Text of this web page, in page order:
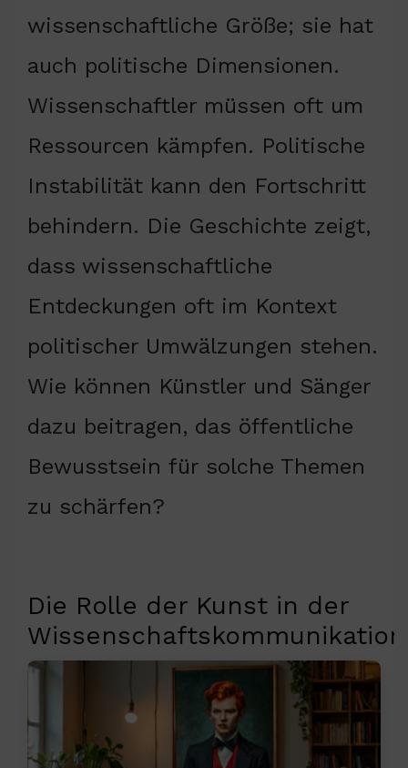
wissenschaftliche Größe; sie hat
auch politische Dimensionen.
Wissenschaftler müssen oft um
Ressourcen kämpfen. Politische
Instabilität kann den Fortschritt
behindern. Die Geschichte zeigt,
dass wissenschaftliche
Entdeckungen oft im Kontext
politischer Umwälzungen stehen.
Wie können Künstler und Sänger
dazu beitragen, das öffentliche
Bewusstsein für solche Themen
zu schärfen?
Die Rolle der Kunst in der
Wissenschaftskommunikation